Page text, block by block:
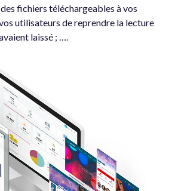
fichiers téléchargeables à vos
utilisateurs de reprendre la lecture
laissé ; ….